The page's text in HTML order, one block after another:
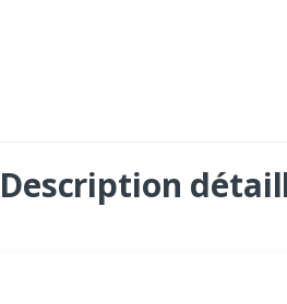
Description